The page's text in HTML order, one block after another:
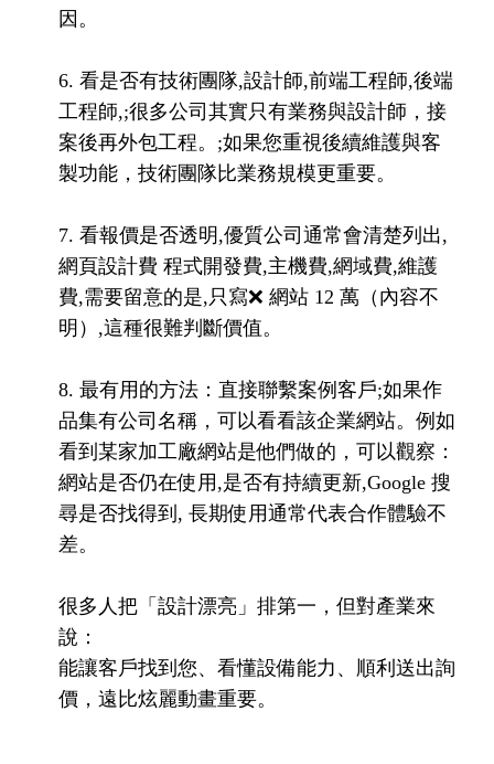
因。
6. 看是否有技術團隊,設計師,前端工程師,後端
工程師,;很多公司其實只有業務與設計師，接
案後再外包工程。;如果您重視後續維護與客
製功能，技術團隊比業務規模更重要。
7. 看報價是否透明,優質公司通常會清楚列出,
網頁設計費 程式開發費,主機費,網域費,維護
費,需要留意的是,只寫❌ 網站 12 萬（內容不
明）,這種很難判斷價值。
8. 最有用的方法：直接聯繫案例客戶;如果作
品集有公司名稱，可以看看該企業網站。例如
看到某家加工廠網站是他們做的，可以觀察：
網站是否仍在使用,是否有持續更新,Google 搜
尋是否找得到, 長期使用通常代表合作體驗不
差。
很多人把「設計漂亮」排第一，但對產業來
說：
能讓客戶找到您、看懂設備能力、順利送出詢
價，遠比炫麗動畫重要。